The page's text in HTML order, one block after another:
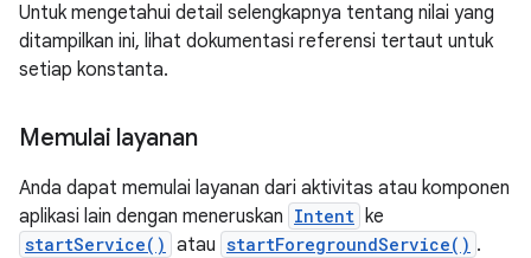
Untuk mengetahui detail selengkapnya tentang nilai yang
ditampilkan ini, lihat dokumentasi referensi tertaut untuk
setiap konstanta.
Memulai layanan
Anda dapat memulai layanan dari aktivitas atau komponen
aplikasi lain dengan meneruskan Intent ke
startService() atau startForegroundService() .